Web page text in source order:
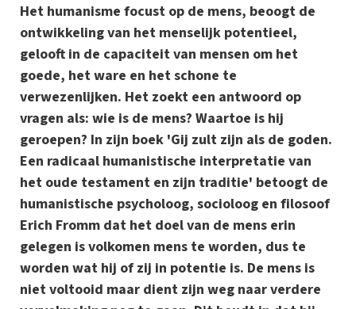
Het humanisme focust op de mens, beoogt de
ontwikkeling van het menselijk potentieel,
gelooft in de capaciteit van mensen om het
goede, het ware en het schone te
verwezenlijken. Het zoekt een antwoord op
vragen als: wie is de mens? Waartoe is hij
geroepen? In zijn boek 'Gij zult zijn als de goden.
Een radicaal humanistische interpretatie van
het oude testament en zijn traditie' betoogt de
humanistische psycholoog, socioloog en filosoof
Erich Fromm dat het doel van de mens erin
gelegen is volkomen mens te worden, dus te
worden wat hij of zij in potentie is. De mens is
niet voltooid maar dient zijn weg naar verdere